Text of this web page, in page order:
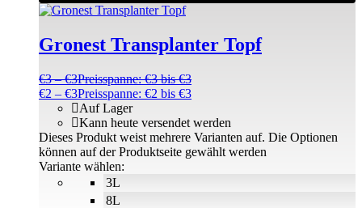
Gronest Transplanter Topf
€3 –€3Preisspanne: €3 bis €3
€2 – €3Preisspanne: €2 bis €3
3L
8L
Auf Lager
Kann heute versendet werden
Variante wählen:
Dieses Produkt weist mehrere Varianten auf. Die Optionen
können auf der Produktseite gewählt werden